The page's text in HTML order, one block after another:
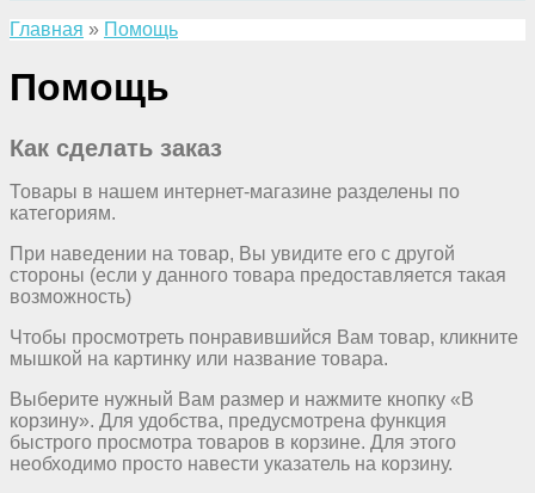
Главная » Помощь
Помощь
Как сделать заказ
Товары в нашем интернет-магазине разделены по
категориям.
При наведении на товар, Вы увидите его с другой
стороны (если у данного товара предоставляется такая
возможность)
Чтобы просмотреть понравившийся Вам товар, кликните
мышкой на картинку или название товара.
Выберите нужный Вам размер и нажмите кнопку «В
корзину». Для удобства, предусмотрена функция
быстрого просмотра товаров в корзине. Для этого
необходимо просто навести указатель на корзину.